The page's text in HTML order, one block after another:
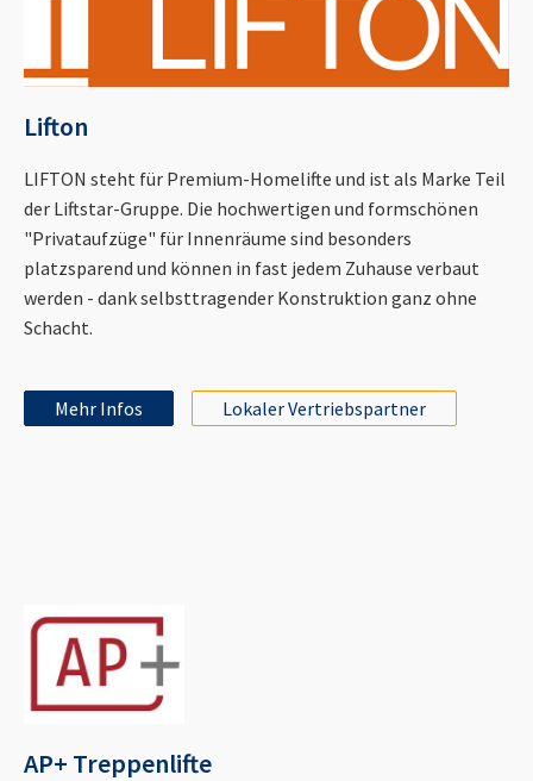
Lifton
LIFTON steht für Premium-Homelifte und ist als Marke Teil
der Liftstar-Gruppe. Die hochwertigen und formschönen
"Privataufzüge" für Innenräume sind besonders
platzsparend und können in fast jedem Zuhause verbaut
werden - dank selbsttragender Konstruktion ganz ohne
Schacht.
Mehr Infos Lokaler Vertriebspartner
AP+ Treppenlifte